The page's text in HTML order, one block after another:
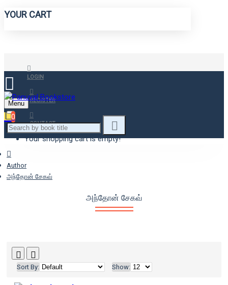
YOUR CART
LOGIN
REGISTER
CONTACT
Menu
0
Your shopping cart is empty!
Author
அந்தோன் சேகவ்
அந்தோன் சேகவ்
Sort By: Show: